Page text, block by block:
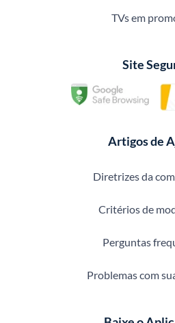
TVs em
Site
Artigos de
Diretrizes da
Critérios de
Perguntas
Problemas com